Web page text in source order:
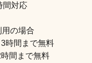
間対応
の場合
間まで無料
間まで無料